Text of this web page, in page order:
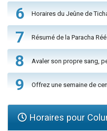
6 Horaires du Jeûne de
7 Résumé de la Paracha
8 Avaler son propre sang,
9 Offrez une semaine de
Horaires pour